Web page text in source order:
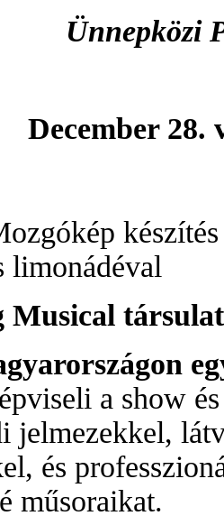
Ünnepközi
December 28.
limonádéval
Musical
a show
jelmezekkel,
és
műsoraikat.